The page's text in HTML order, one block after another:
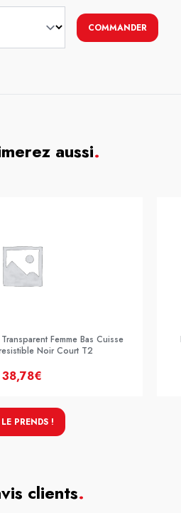
COMMANDER
aussi.
Femme Bas Cuisse
Noir Court T2
38,78€
LE PRENDS !
clients.